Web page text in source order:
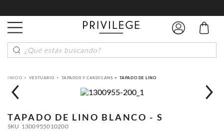
¿Qué estás buscando?
VESTUARIO TAPADOS Y CARDIGANS TAPADO DE LINO
TAPADO DE LINO BLANCO - S
SKU 1300955010200